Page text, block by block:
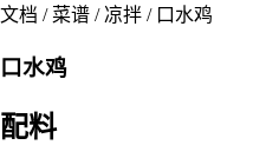
文档 / 菜谱 / 凉拌 / 口水鸡
口水鸡
配料